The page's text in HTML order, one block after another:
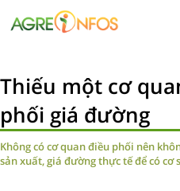
Thiếu một cơ
phối giá đường
Không có cơ quan điều phối nên
sản xuất, giá đường thực tế để có cơ